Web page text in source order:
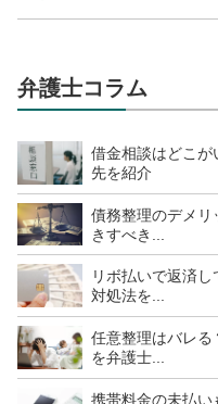
弁護士コラム
借金相談はどこが
先を紹介
債務整理のデメ
きすべき...
リボ払いで返済
対処法を...
任意整理はバレる
を弁護士...
携帯料金の未払い